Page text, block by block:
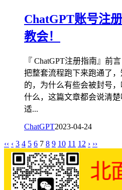
ChatGPT账号注
教会！
『 ChatGPT注册指南』前
把整套流程跑下来跑通了
的，为什么有些会被封号
什么，这篇文章都会说清
适...
ChatGPT2023-04-24
‹‹ ‹ 3 4 5 6 7 8 9 10 11 12 › ››